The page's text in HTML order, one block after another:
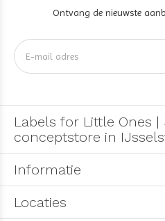
Ontvang de nieuwste
Labels for Little Ones |
conceptstore in
Informatie
Locaties